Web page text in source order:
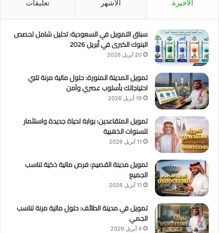
الأخيرة الأشهر تعليقات
سباق التمويل في السعودية: تحليل شامل لحصص
البنوك الكبرى في أبريل 2026
20 أبريل 2026
تمويل المدينة المنورة: حلول مالية مرنة تلبي
احتياجاتك بأسلوب عصري وآمن
19 أبريل 2026
تمويل المتقاعدين: بوابة لحياة جديدة واستثمار
للسنوات الذهبية
11 أبريل 2026
تمويل مدينة القصيم: فرص مالية ذكية تناسب
الجميع
11 أبريل 2026
تمويل في مدينة الطائف: حلول مالية مرنة تناسب
الجمي
4 أبريل 2026